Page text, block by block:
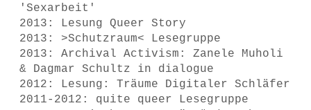
'Sexarbeit'
2013: Lesung Queer Story
2013: >Schutzraum< Lesegruppe
2013: Archival Activism: Zanele Muholi
& Dagmar Schultz in dialogue
2012: Lesung: Träume Digitaler Schläfer
2011-2012: quite queer Lesegruppe